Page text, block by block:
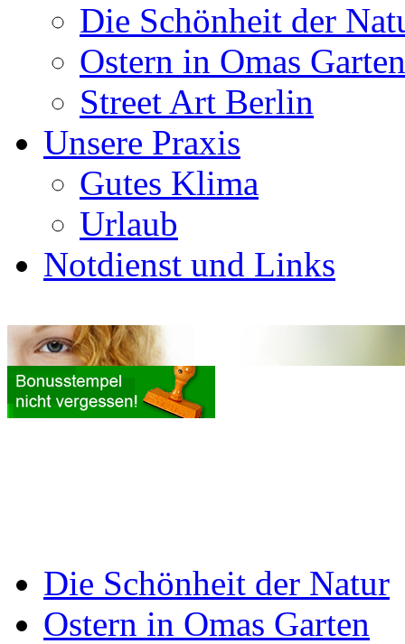
Die Schönheit der
Ostern in Omas Garten
Street Art Berlin
Unsere Praxis
Gutes Klima
Urlaub
Notdienst und Links
Die Schönheit der Natur
Ostern in Omas Garten